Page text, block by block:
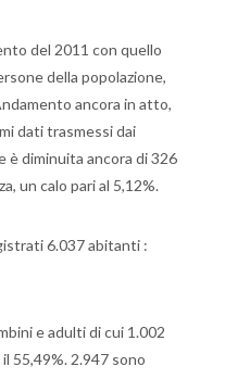
del 2011 con quello
della popolazione,
ancora in atto,
dati trasmessi dai
è diminuita ancora di 326
un calo pari al 5,12%.
6.037 abitanti :
e adulti di cui 1.002
55,49%. 2.947 sono